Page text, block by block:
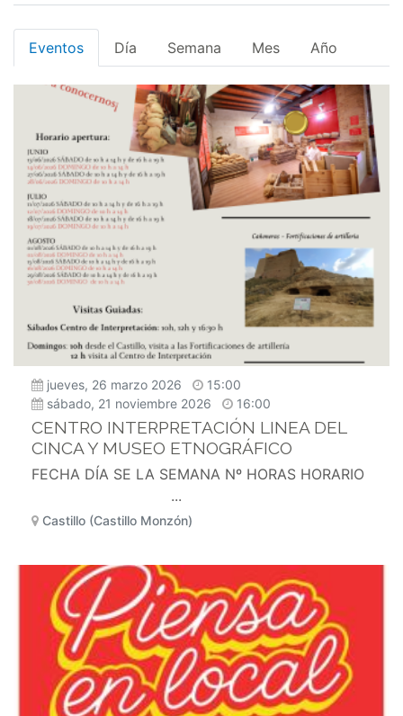
Eventos Día Semana Mes Año
jueves, 26 marzo 2026
15:00
sábado, 21 noviembre 2026
16:00
CENTRO INTERPRETACIÓN LINEA DEL
CINCA Y MUSEO ETNOGRÁFICO
FECHA DÍA SE LA SEMANA Nº HORAS HORARIO
...
Castillo (Castillo Monzón)